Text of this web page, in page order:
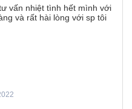
vấn nhiệt tình hết mình với
và rất hài lòng với sp tôi